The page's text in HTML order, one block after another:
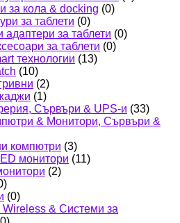
за кола & docking (0)
за таблети (0)
адаптери за таблети (0)
за таблети (0)
технологии (13)
(10)
(2)
(1)
Сървъри & UPS-и (33)
& Монитори, Сървъри &
компютри (3)
монитори (11)
(2)
(0)
& Системи за